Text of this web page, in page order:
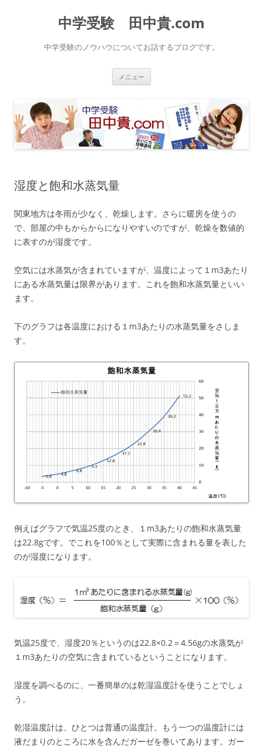
中学受験 田中貴.com
中学受験のノウハウについてお話するブログです。
メニュー
ス
キ
ッ
プ
湿度と飽和水蒸気量
関東地方は冬雨が少なく、乾燥します。さらに暖房を使うの
で、部屋の中もからからになりやすいのですが、乾燥を数値的
に表すのが湿度です。
空気には水蒸気が含まれていますが、温度によって１m3あたり
にある水蒸気量は限界があります。これを飽和水蒸気量といい
ます。
下のグラフは各温度における１m3あたりの水蒸気量をさしま
す。
例えばグラフで気温25度のとき、１m3あたりの飽和水蒸気量
は22.8gです。でこれを100％として実際に含まれる量を表した
のが湿度になります。
気温25度で、湿度20％というのは22.8×0.2＝4.56gの水蒸気が
１m3あたりの空気に含まれているということになります。
湿度を調べるのに、一番簡単のは乾湿温度計を使うことでしょ
う。
乾湿温度計は、ひとつは普通の温度計。もう一つの温度計には
液だまりのところに水を含んだガーゼを巻いてあります。ガー